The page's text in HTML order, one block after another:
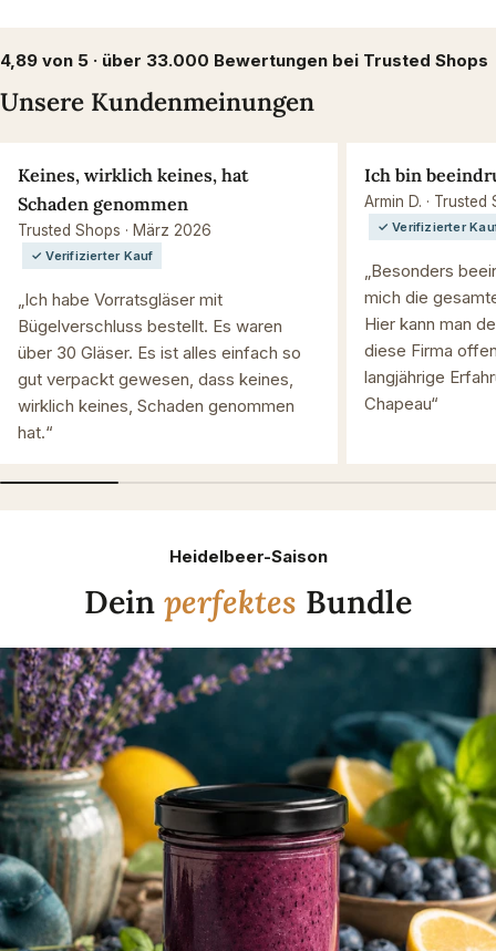
4,89 von 5 · über 33.000 Bewertungen bei Trusted Shops
Unsere Kundenmeinungen
Keines, wirklich keines, hat
Schaden genommen
Trusted Shops · März 2026
✓ Verifizierter Kauf
„Ich habe Vorratsgläser mit
Bügelverschluss bestellt. Es waren
über 30 Gläser. Es ist alles einfach so
gut verpackt gewesen, dass keines,
wirklich keines, Schaden genommen
hat.“
Ich bin
Armin D. · Trusted
✓ Verifizierter
„Besonders
mich die
Hier kann man
diese Firma
langjährige
Chapeau“
Heidelbeer-Saison
Dein perfektes Bundle